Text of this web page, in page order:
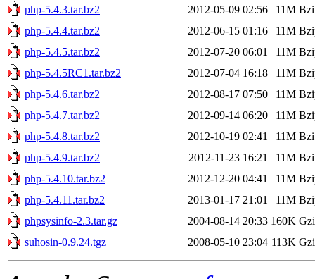
php-5.4.3.tar.bz2
2012-05-09 02:56 11M
php-5.4.4.tar.bz2
2012-06-15 01:16 11M
php-5.4.5.tar.bz2
2012-07-20 06:01 11M
php-5.4.5RC1.tar.bz2
2012-07-04 16:18 11M
php-5.4.6.tar.bz2
2012-08-17 07:50 11M
php-5.4.7.tar.bz2
2012-09-14 06:20 11M
php-5.4.8.tar.bz2
2012-10-19 02:41 11M
php-5.4.9.tar.bz2
2012-11-23 16:21 11M
php-5.4.10.tar.bz2
2012-12-20 04:41 11M
php-5.4.11.tar.bz2
2013-01-17 21:01 11M
phpsysinfo-2.3.tar.gz
2004-08-14 20:33 160K
suhosin-0.9.24.tgz
2008-05-10 23:04 113K